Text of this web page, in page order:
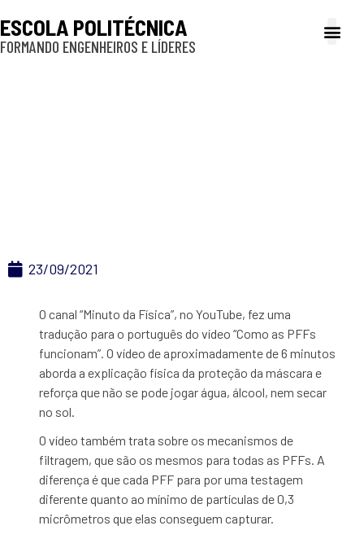
ESCOLA POLITÉCNICA
FORMANDO ENGENHEIROS E LÍDERES
23/09/2021
O canal “Minuto da Física”, no YouTube, fez uma
tradução para o português do vídeo “Como as PFFs
funcionam”. O vídeo de aproximadamente de 6 minutos
aborda a explicação física da proteção da máscara e
reforça que não se pode jogar água, álcool, nem secar
no sol.
O vídeo também trata sobre os mecanismos de
filtragem, que são os mesmos para todas as PFFs. A
diferença é que cada PFF para por uma testagem
diferente quanto ao mínimo de partículas de 0,3
micrômetros que elas conseguem capturar.